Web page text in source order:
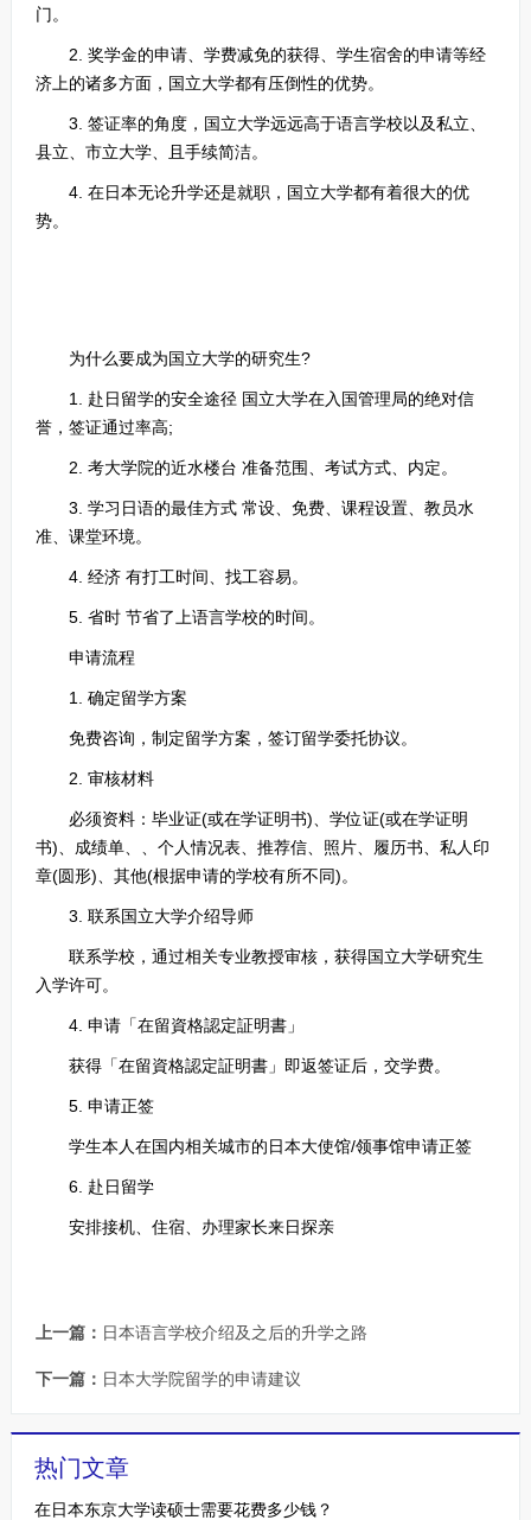
门。
2. 奖学金的申请、学费减免的获得、学生宿舍的申请等经
济上的诸多方面，国立大学都有压倒性的优势。
3. 签证率的角度，国立大学远远高于语言学校以及私立、
县立、市立大学、且手续简洁。
4. 在日本无论升学还是就职，国立大学都有着很大的优
势。
为什么要成为国立大学的研究生?
1. 赴日留学的安全途径 国立大学在入国管理局的绝对信
誉，签证通过率高;
2. 考大学院的近水楼台 准备范围、考试方式、内定。
3. 学习日语的最佳方式 常设、免费、课程设置、教员水
准、课堂环境。
4. 经济 有打工时间、找工容易。
5. 省时 节省了上语言学校的时间。
申请流程
1. 确定留学方案
免费咨询，制定留学方案，签订留学委托协议。
2. 审核材料
必须资料：毕业证(或在学证明书)、学位证(或在学证明
书)、成绩单、、个人情况表、推荐信、照片、履历书、私人印
章(圆形)、其他(根据申请的学校有所不同)。
3. 联系国立大学介绍导师
联系学校，通过相关专业教授审核，获得国立大学研究生
入学许可。
4. 申请「在留資格認定証明書」
获得「在留資格認定証明書」即返签证后，交学费。
5. 申请正签
学生本人在国内相关城市的日本大使馆/领事馆申请正签
6. 赴日留学
安排接机、住宿、办理家长来日探亲
上一篇： 日本语言学校介绍及之后的升学之路
下一篇： 日本大学院留学的申请建议
热门文章
在日本东京大学读硕士需要花费多少钱？